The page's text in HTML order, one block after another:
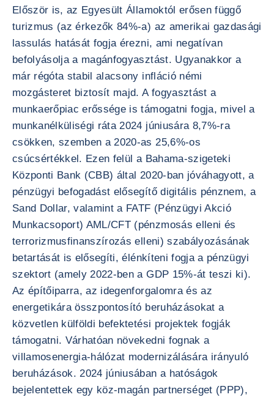
Először is, az Egyesült Államoktól erősen függő
turizmus (az érkezők 84%-a) az amerikai gazdasági
lassulás hatását fogja érezni, ami negatívan
befolyásolja a magánfogyasztást. Ugyanakkor a
már régóta stabil alacsony infláció némi
mozgásteret biztosít majd. A fogyasztást a
munkaerőpiac erőssége is támogatni fogja, mivel a
munkanélküliségi ráta 2024 júniusára 8,7%-ra
csökken, szemben a 2020-as 25,6%-os
csúcsértékkel. Ezen felül a Bahama-szigeteki
Központi Bank (CBB) által 2020-ban jóváhagyott, a
pénzügyi befogadást elősegítő digitális pénznem, a
Sand Dollar, valamint a FATF (Pénzügyi Akció
Munkacsoport) AML/CFT (pénzmosás elleni és
terrorizmusfinanszírozás elleni) szabályozásának
betartását is elősegíti, élénkíteni fogja a pénzügyi
szektort (amely 2022-ben a GDP 15%-át teszi ki).
Az építőiparra, az idegenforgalomra és az
energetikára összpontosító beruházásokat a
közvetlen külföldi befektetési projektek fogják
támogatni. Várhatóan növekedni fognak a
villamosenergia-hálózat modernizálására irányuló
beruházások. 2024 júniusában a hatóságok
bejelentettek egy köz-magán partnerséget (PPP),